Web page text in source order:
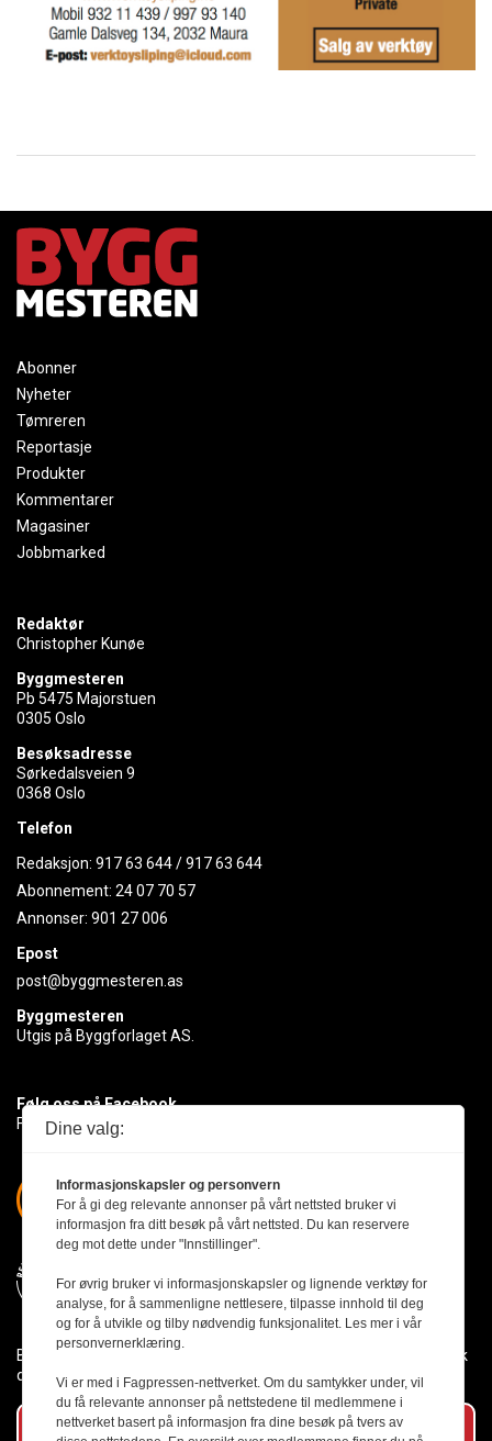
Abonner
Nyheter
Tømreren
Reportasje
Produkter
Kommentarer
Magasiner
Jobbmarked
Redaktør
Christopher Kunøe
Byggmesteren
Pb 5475 Majorstuen
0305 Oslo
Besøksadresse
Sørkedalsveien 9
0368 Oslo
Telefon
Redaksjon: 917 63 644/917 63 644
Abonnement: 24 07 70 57
Annonser: 901 27 006
Epost
post@byggmesteren.as
Byggmesteren
Utgis på Byggforlaget AS.
Følg oss på Facebook
Få med deg det siste innen byggebransjen
Byggmesteren følger Vær Varsom-plakaten og presseetikken slik
den er nedfelt i Redaktørplakaten.
Abonner på vårt nyhetsbrev
Dine valg:
Informasjonskapsler og personvern
For å gi deg relevante annonser på vårt nettsted bruker vi
informasjon fra ditt besøk på vårt nettsted. Du kan reservere
deg mot dette under "Innstillinger".
For øvrig bruker vi informasjonskapsler og lignende verktøy for
analyse, for å sammenligne nettlesere, tilpasse innhold til deg
og for å utvikle og tilby nødvendig funksjonalitet. Les mer i vår
personvernerklæring.
Vi er med i Fagpressen-nettverket. Om du samtykker under, vil
du få relevante annonser på nettstedene til medlemmene i
nettverket basert på informasjon fra dine besøk på tvers av